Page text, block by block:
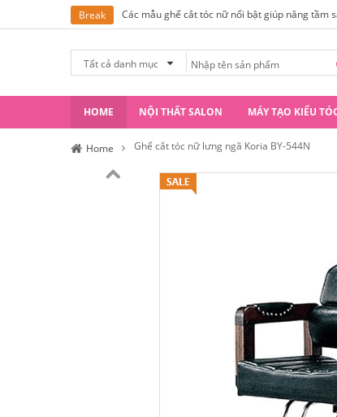
Break Các mẫu ghế cắt tóc nữ nổi bật giúp nâng tầm
Tất cả danh mục
HOME NỘI THẤT SALON MÁY TẠO KIỂU
Home Ghế cắt tóc nữ lưng ngã Koria BY-544N